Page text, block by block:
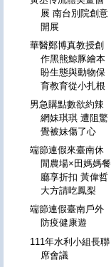
展 南台別院創意
開展
華醫鄭博真教授創
作黑熊鯨豚繪本
盼生態與動物保
育教育從小扎根
男急購點數欲約辣
網妹琪琪 遭阻驚
覺被妹傷了心
端節連假來臺南休
閒農場×田媽媽餐
廳享折扣 黃偉哲
大方請吃鳳梨
端節連假臺南戶外
防疫健康遊
111年水利小組長聯
席會議